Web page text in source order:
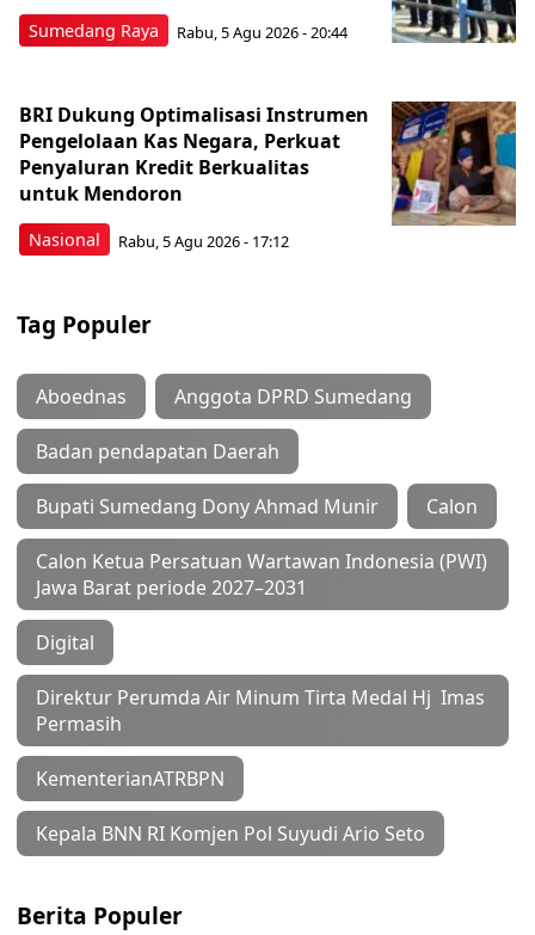
Sumedang Raya Rabu, 5 Agu 2026 - 20:44
Nasional
BRI Dukung Optimalisasi Instrumen
Pengelolaan Kas Negara, Perkuat
Penyaluran Kredit Berkualitas
untuk Mendoron
Rabu, 5 Agu 2026 - 17:12
Tag Populer
Aboednas Anggota DPRD Sumedang
Badan pendapatan Daerah
Bupati Sumedang Dony Ahmad Munir Calon
Calon Ketua Persatuan Wartawan Indonesia (PWI)
Jawa Barat periode 2027–2031
Digital
Direktur Perumda Air Minum Tirta Medal Hj Imas
Permasih
KementerianATRBPN
Kepala BNN RI Komjen Pol Suyudi Ario Seto
Berita Populer